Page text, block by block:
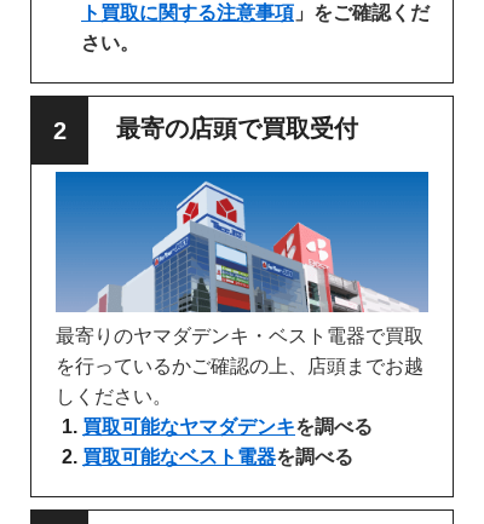
ト買取に関する注意事項 」をご確認くだ
さい。
最寄の店頭で買取受付
最寄りのヤマダデンキ・ベスト電器で買取
を行っているかご確認の上、店頭までお越
しください。
買取可能なヤマダデンキを調べる
買取可能なベスト電器を調べる